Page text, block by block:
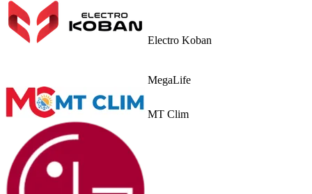
Electro Koban
MegaLife
MT Clim